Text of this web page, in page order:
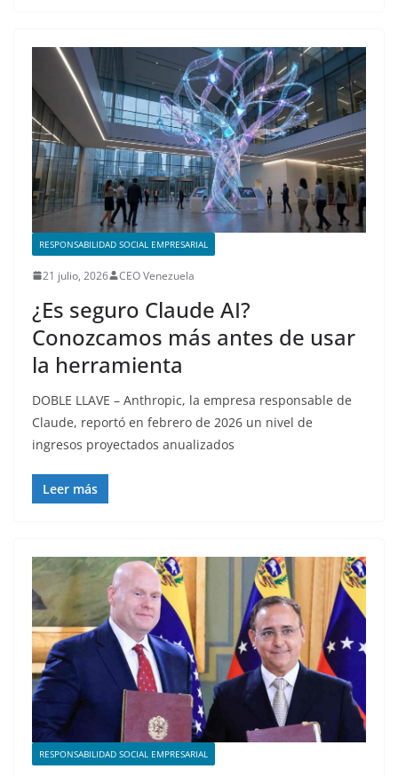
RESPONSABILIDAD SOCIAL EMPRESARIAL
21 julio, 2026 CEO Venezuela
¿Es seguro Claude AI?
Conozcamos más antes de usar
la herramienta
DOBLE LLAVE – Anthropic, la empresa responsable de
Claude, reportó en febrero de 2026 un nivel de
ingresos proyectados anualizados
Leer más
RESPONSABILIDAD SOCIAL EMPRESARIAL